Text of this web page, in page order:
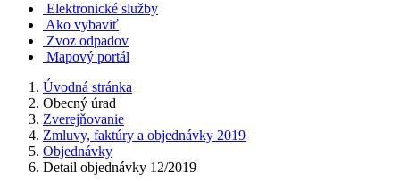
Elektronické služby
Ako vybaviť
Zvoz odpadov
Mapový portál
Úvodná stránka
Obecný úrad
Zverejňovanie
Zmluvy, faktúry a objednávky 2019
Objednávky
Detail objednávky 12/2019